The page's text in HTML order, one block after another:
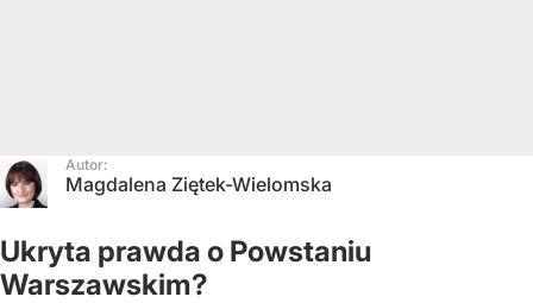
Autor:
Magdalena Ziętek-Wielomska
Ukryta prawda o Powstaniu
Warszawskim?